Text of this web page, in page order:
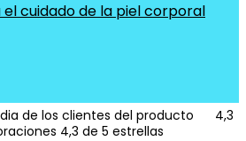
cuidado de la piel corporal
de los clientes del producto
4,3
4,3 de 5 estrellas